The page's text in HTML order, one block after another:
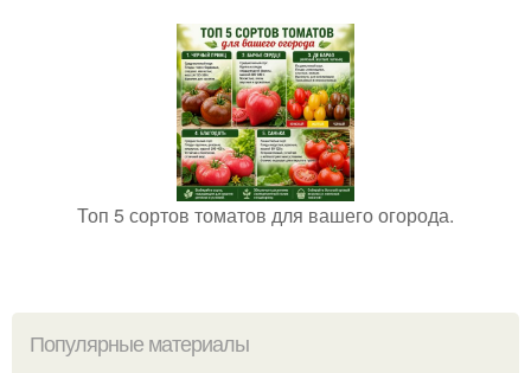
Топ 5 сортов томатов для вашего огорода.
Популярные материалы